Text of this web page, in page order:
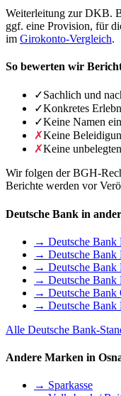
Weiterleitung zur DKB.
ggf. eine Provision, für
im Girokonto-Vergleich.
So bewerten wir
✓Sachlich und
✓Konkretes
✓Keine Namen
✗Keine
✗Keine
Wir folgen der BGH-
Berichte werden vor
Deutsche Bank in
→ Deutsche Bank
→ Deutsche Bank
→ Deutsche Bank
→ Deutsche Bank
→ Deutsche Bank
→ Deutsche Bank
Alle Deutsche Bank-
Andere Marken in
→ Sparkasse